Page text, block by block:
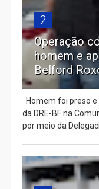
2
Operação
homem e
Belford
Homem foi preso
da DRE-BF na
por meio da